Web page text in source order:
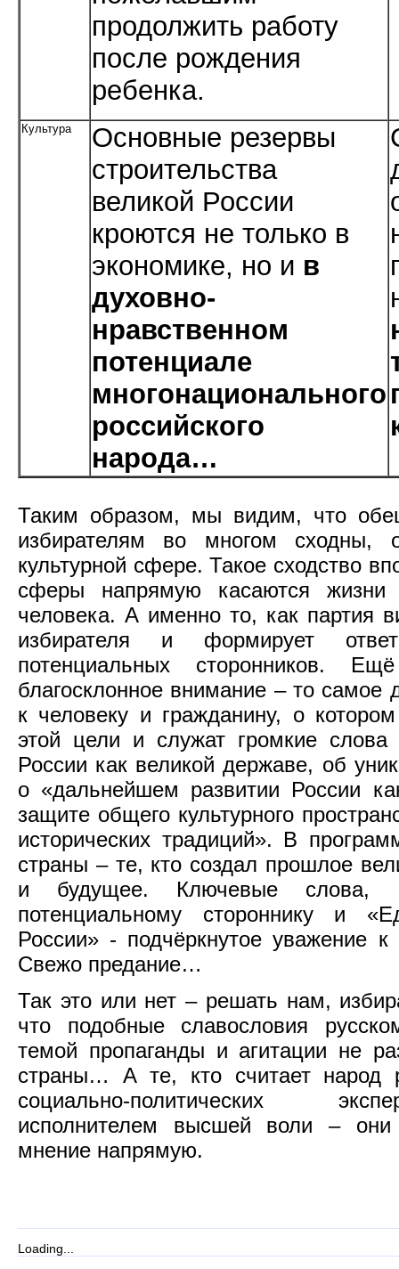
продолжить работу
после рождения
ребенка.
Культура
Основные резервы
строительства
великой России
кроются не только в
экономике, но и в
духовно-
нравственном
потенциале
многонационального
российского
народа…
Таким образом, мы видим, что
избирателям во многом сходны,
культурной сфере. Такое сходство
сферы напрямую касаются жизни
человека. А именно то, как партия
избирателя и формирует
потенциальных сторонников.
благосклонное внимание – то самое
к человеку и гражданину, о
этой цели и служат громкие
России как великой державе, об
о «дальнейшем развитии России
защите общего культурного
исторических традиций». В
страны – те, кто создал прошлое
и будущее. Ключевые слова,
потенциальному стороннику и
России» - подчёркнутое уважение
Свежо предание…
Так это или нет – решать нам,
что подобные славословия
темой пропаганды и агитации не
страны… А те, кто считает народ
социально-политических
исполнителем высшей воли – они
мнение напрямую.
Loading...